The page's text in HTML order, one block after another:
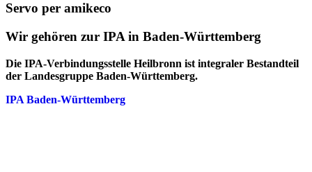
Servo per amikeco
Wir gehören zur IPA in Baden-Württemberg
Die IPA-Verbindungsstelle Heilbronn ist integraler Bestandteil
der Landesgruppe Baden-Württemberg.
IPA Baden-Württemberg